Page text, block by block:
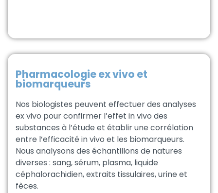
Pharmacologie ex vivo et
biomarqueurs
Nos biologistes peuvent effectuer des analyses
ex vivo pour confirmer l’effet in vivo des
substances à l’étude et établir une corrélation
entre l’efficacité in vivo et les biomarqueurs.
Nous analysons des échantillons de natures
diverses : sang, sérum, plasma, liquide
céphalorachidien, extraits tissulaires, urine et
fèces.